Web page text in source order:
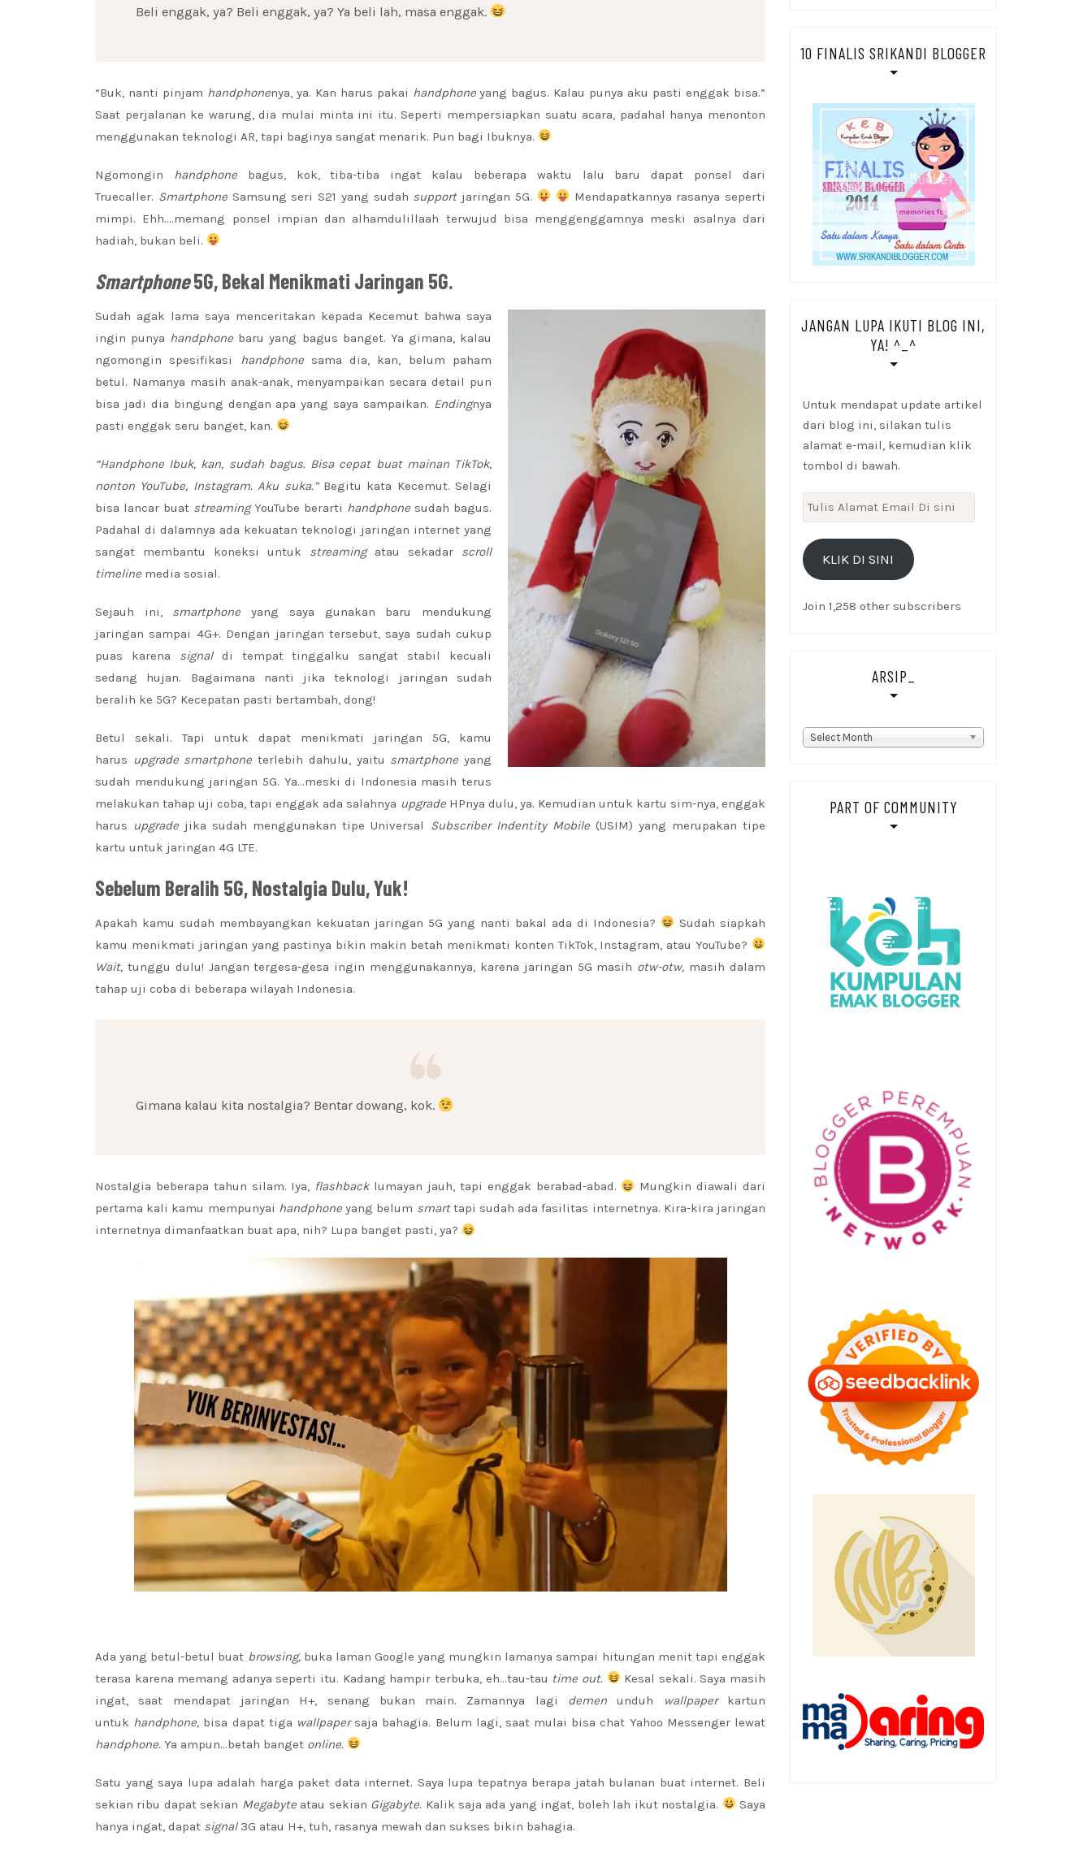
Beli enggak, ya? Beli enggak, ya? Ya beli lah, masa enggak.
“Buk, nanti pinjam handphonenya, ya. Kan harus pakai handphoneyang bagus. Kalau punya aku pasti enggak bisa.”
Saat perjalanan ke warung, dia mulai minta ini itu. Seperti mempersiapkan suatu acara, padahal hanya menonton
menggunakan teknologi AR, tapi baginya sangat menarik. Pun bagi Ibuknya.
Ngomongin handphone bagus, kok, tiba-tiba ingat kalau beberapa waktu lalu baru dapat ponsel dari
Truecaller. Smartphone Samsung seri S21 yang sudah support jaringan 5G.
Mendapatkannya rasanya seperti
mimpi. Ehh….memang ponsel impian dan alhamdulillaah terwujud bisa menggenggamnya meski asalnya dari
hadiah, bukan beli.
Smartphone5G, Bekal Menikmati Jaringan 5G.
Sudah agak lama saya menceritakan kepada Kecemut bahwa saya
ingin punya handphone baru yang bagus banget. Ya gimana, kalau
ngomongin spesifikasi
handphone sama dia, kan, belum paham
betul. Namanya masih anak-anak, menyampaikan secara detail pun
bisa jadi dia bingung dengan apa yang saya sampaikan. Endingnya
pasti enggak seru banget, kan.
“Handphone Ibuk, kan, sudah bagus. Bisa cepat buat mainan TikTok,
nonton YouTube, Instagram. Aku suka.” Begitu kata Kecemut. Selagi
bisa lancar buat streamingYouTube berarti handphone sudah bagus.
Padahal di dalamnya ada kekuatan teknologi jaringan internet yang
sangat membantu koneksi untuk streaming atau sekadar scroll
timeline media sosial.
Sejauh ini, smartphone yang saya gunakan baru mendukung
jaringan sampai 4G+. Dengan jaringan tersebut, saya sudah cukup
puas karena signal di tempat tinggalku sangat stabil kecuali
sedang hujan. Bagaimana nanti jika teknologi jaringan sudah
beralih ke 5G? Kecepatan pasti bertambah, dong!
Betul sekali. Tapi untuk dapat menikmati jaringan 5G, kamu
harus upgrade smartphoneterlebih dahulu, yaitu smartphoneyang
sudah mendukung jaringan 5G. Ya…meski di Indonesia masih terus
melakukan tahap uji coba, tapi enggak ada salahnya upgrade HPnya dulu, ya. Kemudian untuk kartu sim-nya, enggak
harus upgrade jika sudah menggunakan tipe Universal Subscriber Indentity Mobile(USIM) yang merupakan tipe
kartu untuk jaringan 4G LTE.
Sebelum Beralih 5G, Nostalgia Dulu, Yuk!
Apakah kamu sudah membayangkan kekuatan jaringan 5G yang nanti bakal ada di Indonesia?
Sudah siapkah
kamu menikmati jaringan yang pastinya bikin makin betah menikmati konten TikTok, Instagram, atau YouTube?
Wait, tunggu dulu! Jangan tergesa-gesa ingin menggunakannya, karena jaringan 5G masih otw-otw, masih dalam
tahap uji coba di beberapa wilayah Indonesia.
Gimana kalau kita nostalgia? Bentar dowang, kok.
Nostalgia beberapa tahun silam. Iya, flashback lumayan jauh, tapi enggak berabad-abad.
Mungkin diawali dari
pertama kali kamu mempunyai handphoneyang belum smarttapi sudah ada fasilitas internetnya. Kira-kira jaringan
internetnya dimanfaatkan buat apa, nih? Lupa banget pasti, ya?
Ada yang betul-betul buat browsing, buka laman Google yang mungkin lamanya sampai hitungan menit tapi enggak
terasa karena memang adanya seperti itu. Kadang hampir terbuka, eh…tau-tau time out.
Kesal sekali. Saya masih
ingat, saat mendapat jaringan H+, senang bukan main. Zamannya lagi demenunduh wallpaper kartun
untuk handphone, bisa dapat tiga wallpaper saja bahagia. Belum lagi, saat mulai bisa chat Yahoo Messenger lewat
handphone. Ya ampun…betah banget online.
Satu yang saya lupa adalah harga paket data internet. Saya lupa tepatnya berapa jatah bulanan buat internet. Beli
sekian ribu dapat sekian Megabyteatau sekian Gigabyte. Kalik saja ada yang ingat, boleh lah ikut nostalgia.
Saya
hanya ingat, dapat signal 3G atau H+, tuh, rasanya mewah dan sukses bikin bahagia.
10 FINALIS SRIKANDI BLOGGER
JANGAN LUPA IKUTI BLOG INI,
YA! ^_^
Untuk mendapat update artikel
dari blog ini, silakan tulis
alamat e-mail, kemudian klik
tombol di bawah.
Tulis
Alamat
Email
KLIK DI SINI
Join 1,258 other subscribers
ARSIP_
Arsip_
Select Month
PART OF COMMUNITY